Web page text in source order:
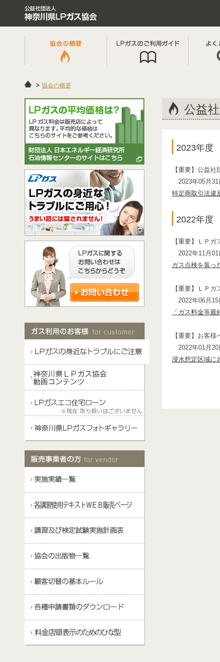
協会の概要
公益
2023年度
【重要】公益
2023年05月
特定商取引法違
2022年度
【重要】ＬＰ
2022年11月
ガス点検を装っ
【重要】ＬＰ
2022年06月
「ガス料金等
【重要】お客
2022年01月
浸水想定区域に